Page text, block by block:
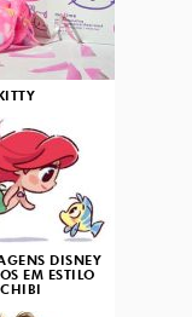
DISNEY
EM ESTILO
CHIBI